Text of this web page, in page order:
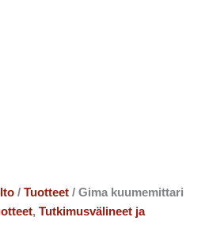
/ Tuotteet / Gima kuumemittari
, Tutkimusvälineet ja